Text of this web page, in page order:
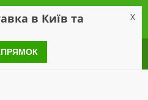
в Київ та X